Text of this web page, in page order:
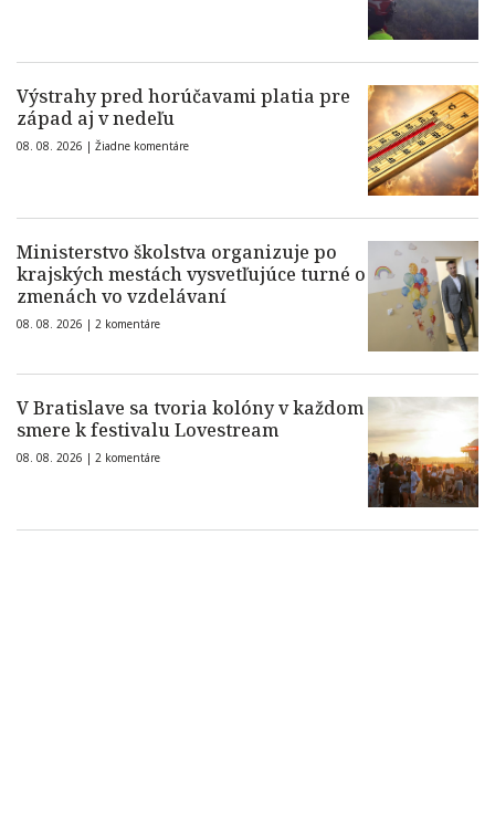
Výstrahy pred horúčavami platia pre
západ aj v nedeľu
08. 08. 2026 | Žiadne komentáre
Ministerstvo školstva organizuje po
krajských mestách vysvetľujúce turné o
zmenách vo vzdelávaní
08. 08. 2026 | 2 komentáre
V Bratislave sa tvoria kolóny v každom
smere k festivalu Lovestream
08. 08. 2026 | 2 komentáre